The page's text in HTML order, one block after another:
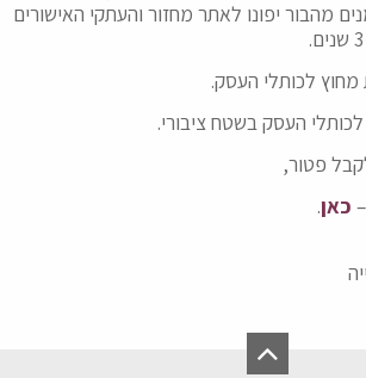
מהבור יפונו לאתר מחזור והעתקי האישורים
מחוץ לכותלי העסק.
העסק בשטח ציבורי.
פטור,
כאן.